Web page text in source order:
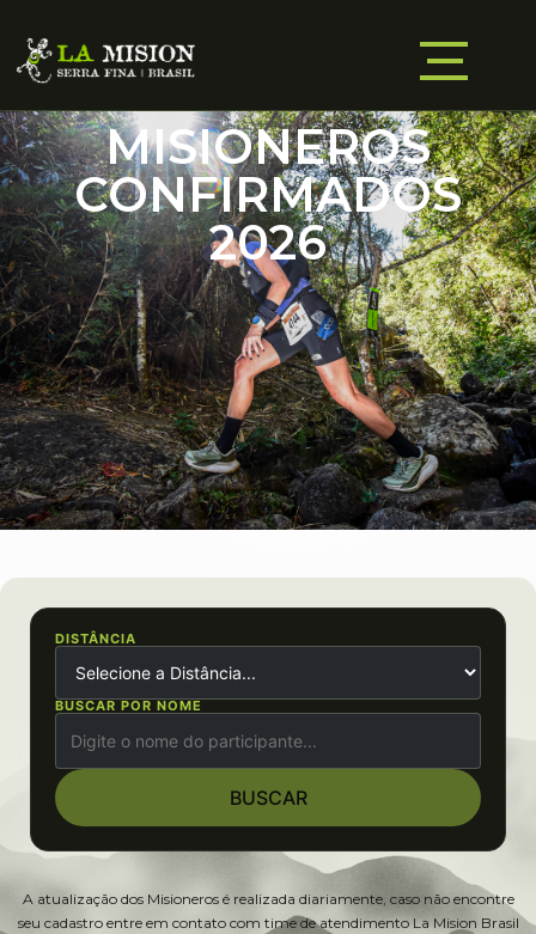
MISIONEROS
CONFIRMADOS
2026
DISTÂNCIA
BUSCAR POR NOME
BUSCAR
A atualização dos Misioneros é realizada diariamente, caso não encontre
seu cadastro entre em contato com time de atendimento La Mision Brasil